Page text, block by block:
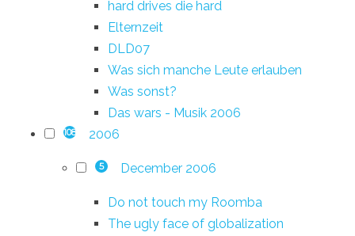
hard drives die hard
Elternzeit
DLD07
Was sich manche Leute erlauben
Was sonst?
Das wars - Musik 2006
108 2006
5 December 2006
Do not touch my Roomba
The ugly face of globalization